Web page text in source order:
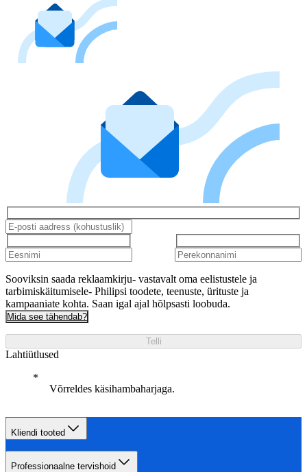
Sooviksin saada reklaamkirju- vastavalt oma eelistustele ja
tarbimiskäitumisele- Philipsi toodete, teenuste, ürituste ja
kampaaniate kohta. Saan igal ajal hõlpsasti loobuda.
Mida see tähendab?
Telli
Lahtiütlused
Võrreldes käsihambaharjaga.
Kliendi tooted
Professionaalne tervishoid